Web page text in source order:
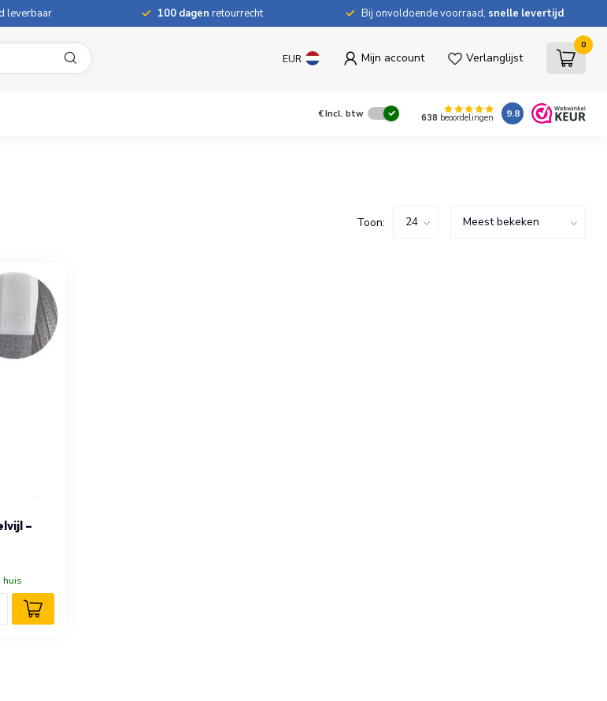
leverbaar 100 dagen retourrecht Bij onvoldoende voorraad, snelle levertijd
EUR Mijn account Verlanglijst
0
€Incl. btw 638 beoordelingen 9.8
Toon:
–